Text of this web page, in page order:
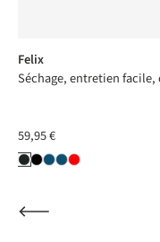
Felix
Séchage, entretien
59,95 €